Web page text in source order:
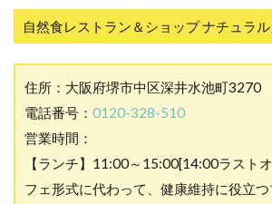
自然食レストラン＆ショップ ナチュラ
住所：大阪府堺市中区深井水池町3270
電話番号： 0120-328-510
営業時間：
【ランチ】11:00～15:00[14:00ラスト
フェ形式に代わって、健康維持に役立